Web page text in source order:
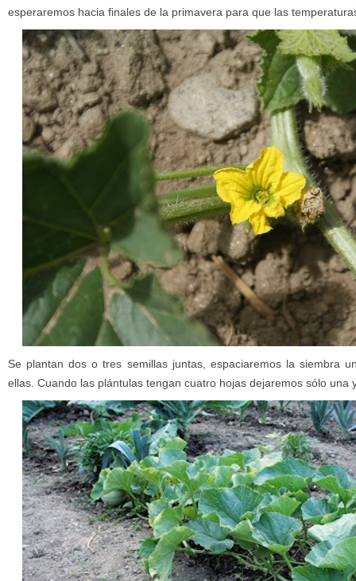
esperaremos hacia finales de la primavera para que las
Se plantan dos o tres semillas juntas, espaciaremos la siembra
ellas. Cuando las plántulas tengan cuatro hojas dejaremos sólo una